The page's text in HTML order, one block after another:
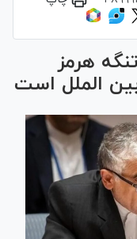
هرمز
الملل است